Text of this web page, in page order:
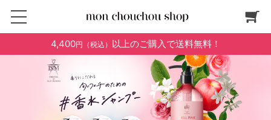
4,400円（税込） 以上のご購入で送料無料！